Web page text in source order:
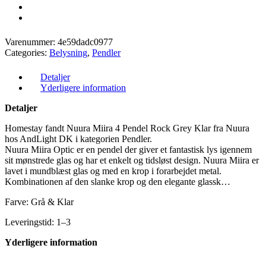
Varenummer: 4e59dadc0977
Categories: Belysning, Pendler
Detaljer
Yderligere information
Detaljer
Homestay fandt Nuura Miira 4 Pendel Rock Grey Klar fra Nuura
hos AndLight DK i kategorien Pendler.
Nuura Miira Optic er en pendel der giver et fantastisk lys igennem
sit mønstrede glas og har et enkelt og tidsløst design. Nuura Miira er
lavet i mundblæst glas og med en krop i forarbejdet metal.
Kombinationen af den slanke krop og den elegante glassk…
Farve: Grå & Klar
Leveringstid: 1–3
Yderligere information